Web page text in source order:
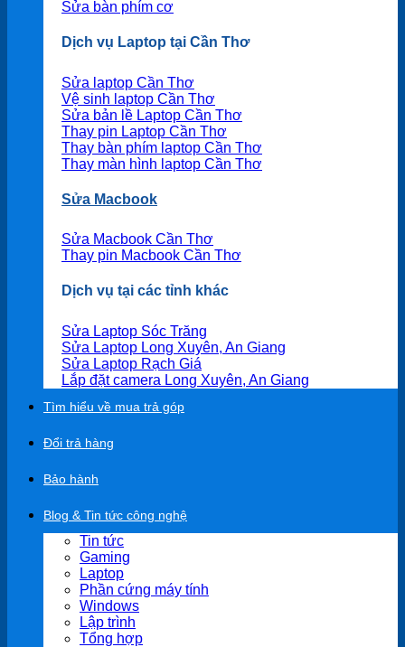
Sửa bàn phím cơ
Dịch vụ Laptop tại Cần Thơ
Sửa laptop Cần Thơ
Vệ sinh laptop Cần Thơ
Sửa bản lề Laptop Cần Thơ
Thay pin Laptop Cần Thơ
Thay bàn phím laptop Cần Thơ
Thay màn hình laptop Cần Thơ
Sửa Macbook
Sửa Macbook Cần Thơ
Thay pin Macbook Cần Thơ
Dịch vụ tại các tỉnh khác
Sửa Laptop Sóc Trăng
Sửa Laptop Long Xuyên, An Giang
Sửa Laptop Rạch Giá
Lắp đặt camera Long Xuyên, An Giang
Tìm hiểu về mua trả góp
Đổi trả hàng
Bảo hành
Blog & Tin tức công nghệ
Tin tức
Gaming
Laptop
Phần cứng máy tính
Windows
Lập trình
Tổng hợp